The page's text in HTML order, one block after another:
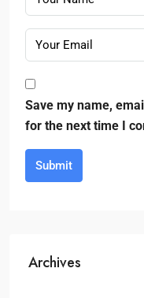
Save my name,
for the next time I
Submit
Archives